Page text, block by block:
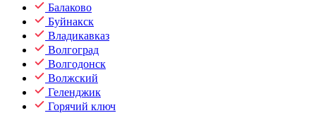
Балаково
Буйнакск
Владикавказ
Волгоград
Волгодонск
Волжский
Геленджик
Горячий ключ